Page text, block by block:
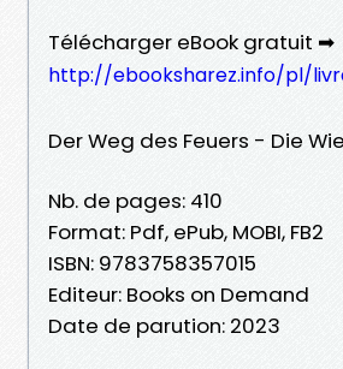
Télécharger eBook gratuit ➡
http://ebooksharez.info/pl/
Der Weg des Feuers - Die
Nb. de pages: 410
Format: Pdf, ePub, MOBI, FB2
ISBN: 9783758357015
Editeur: Books on Demand
Date de parution: 2023